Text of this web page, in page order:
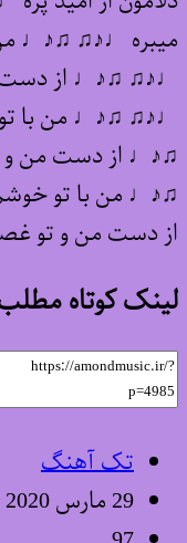
میبره ♩♪♫ ♫♪♩
♩♪♫ ♫♪♩ از
♩♪♫ ♫♪♩ من با
♫♪♩ از دست من
♫♪♩ من با تو
از دست من و تو
لینک کوتاه
تک آهنگ
29 مارس 2020